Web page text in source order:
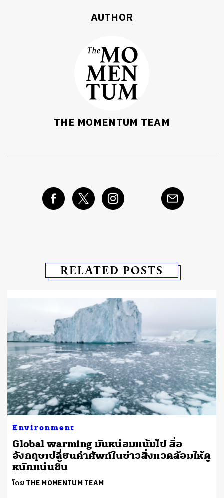
AUTHOR
THE MOMENTUM TEAM
RELATED POSTS
Environment
Global warming มันหน่อมแน้มไป สื่อ
อังกฤษเปลี่ยนคำศัพท์ในข่าวสิ่งแวดล้อมให้ดู
หนักแน่นขึ้น
โดย THE MOMENTUM TEAM